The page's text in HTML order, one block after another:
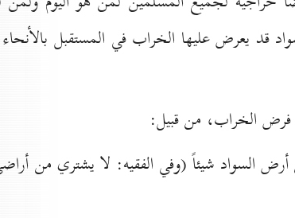
قد يعرض عليها الخراب في المستقبل
فرض الخراب، من قبيل:
أرض السواد شيئاً (وفي الفقيه: لا يشتري من